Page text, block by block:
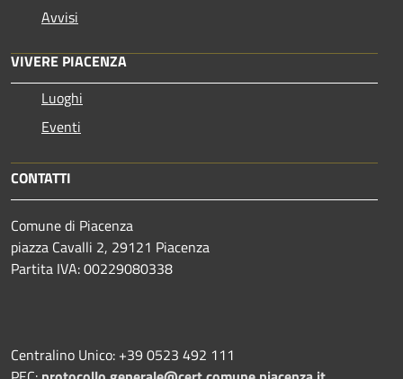
Avvisi
VIVERE PIACENZA
Luoghi
Eventi
CONTATTI
Comune di Piacenza
piazza Cavalli 2, 29121 Piacenza
Partita IVA: 00229080338
Centralino Unico: +39 0523 492 111